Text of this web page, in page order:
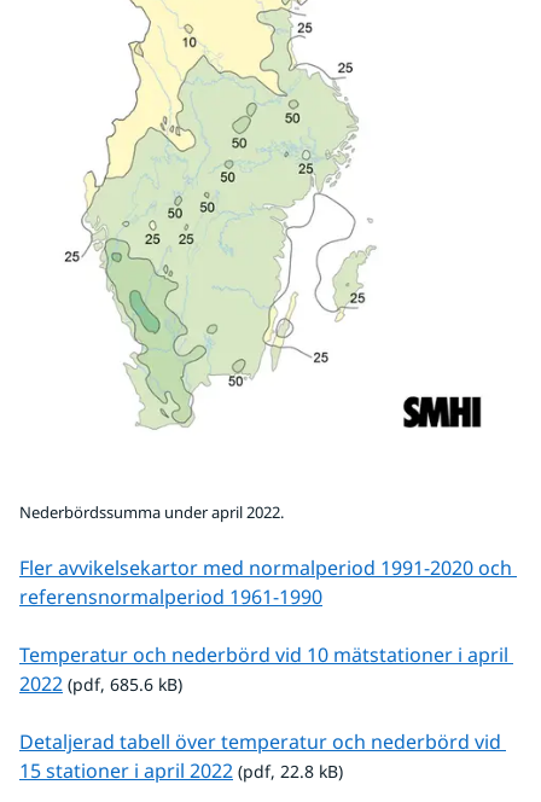
Nederbördssumma under april 2022.
Fler avvikelsekartor med normalperiod 1991-2020 och
referens­normalperiod 1961-1990
Temperatur och nederbörd vid 10 mätstationer i april
2022pdf, 685.6 kB.
(pdf, 685.6 kB)
Detaljerad tabell över temperatur och nederbörd vid
15 stationer i april 2022pdf, 22.8 kB.
(pdf, 22.8 kB)